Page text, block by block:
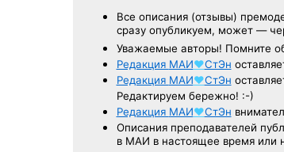
Все описания (отзывы)
сразу опубликуем, может —
Уважаемые авторы! Помните
Редакция МАИ♥СтЭн
Редакция МАИ♥СтЭн
Редактируем бережно! :-)
Редакция МАИ♥СтЭн
Описания преподавателей
в МАИ в настоящее время или